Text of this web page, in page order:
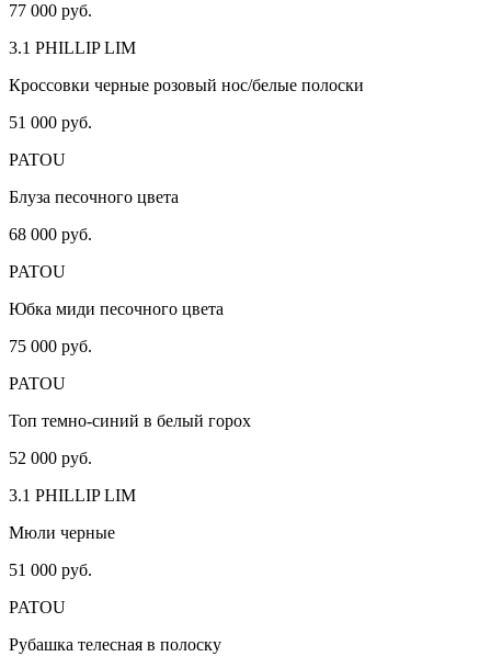
77 000 руб.
3.1 PHILLIP LIM
Кроссовки черные розовый нос/белые полоски
51 000 руб.
PATOU
Блуза песочного цвета
68 000 руб.
PATOU
Юбка миди песочного цвета
75 000 руб.
PATOU
Топ темно-синий в белый горох
52 000 руб.
3.1 PHILLIP LIM
Мюли черные
51 000 руб.
PATOU
Рубашка телесная в полоску